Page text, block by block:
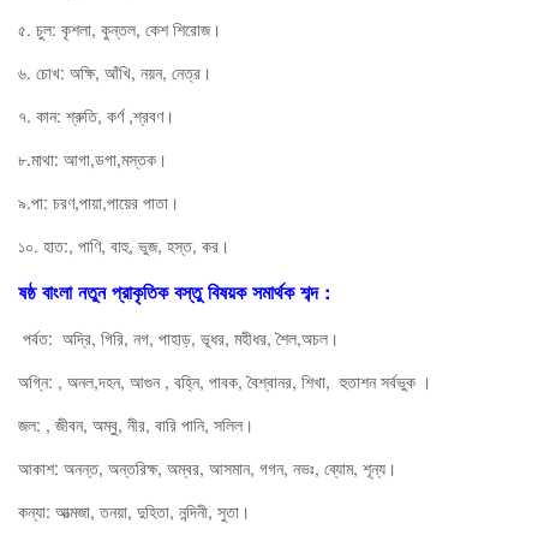
৫. চুল: কৃশলা, কুন্তল, কেশ শিরোজ।
৬. চোখ: অক্ষি, আঁখি, নয়ন, নেত্র।
৭. কান: শ্রুতি, কর্ণ ,শ্রবণ।
৮.মাথা: আগা,ডগা,মস্তক।
৯.পা: চরণ,পায়া,পায়ের পাতা।
১০. হাত:, পাণি, বাহু, ভুজ, হস্ত, কর।
ষষ্ঠ বাংলা নতুন প্রাকৃতিক বস্তু বিষয়ক সমার্থক শব্দ :
পর্বত: অদ্রি, গিরি, নগ, পাহাড়, ভূধর, মহীধর, শৈল,অচল।
অগ্নি: , অনল,দহন, আগুন , বহ্নি, পাবক, বৈশ্বানর, শিখা, হুতাশন সর্বভুক ।
জল: , জীবন, অম্বু, নীর, বারি পানি, সলিল।
আকাশ: অনন্ত, অন্তরিক্ষ, অম্বর, আসমান, গগন, নভঃ, ব্যোম, শূন্য।
কন্যা: আত্মজা, তনয়া, দুহিতা, নন্দিনী, সুতা।